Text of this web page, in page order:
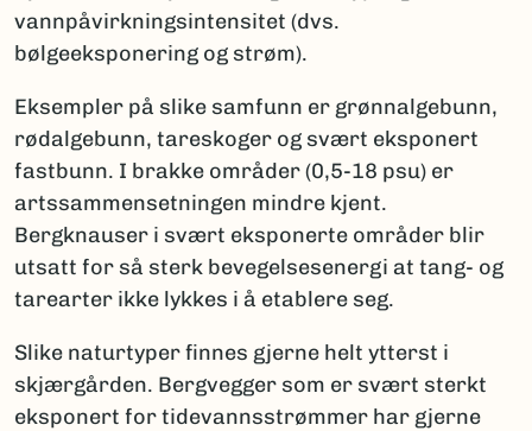
vannpåvirkningsintensitet (dvs.
bølgeeksponering og strøm).
Eksempler på slike samfunn er grønnalgebunn,
rødalgebunn, tareskoger og svært eksponert
fastbunn. I brakke områder (0,5-18 psu) er
artssammensetningen mindre kjent.
Bergknauser i svært eksponerte områder blir
utsatt for så sterk bevegelsesenergi at tang- og
tarearter ikke lykkes i å etablere seg.
Slike naturtyper finnes gjerne helt ytterst i
skjærgården. Bergvegger som er svært sterkt
eksponert for tidevannsstrømmer har gjerne